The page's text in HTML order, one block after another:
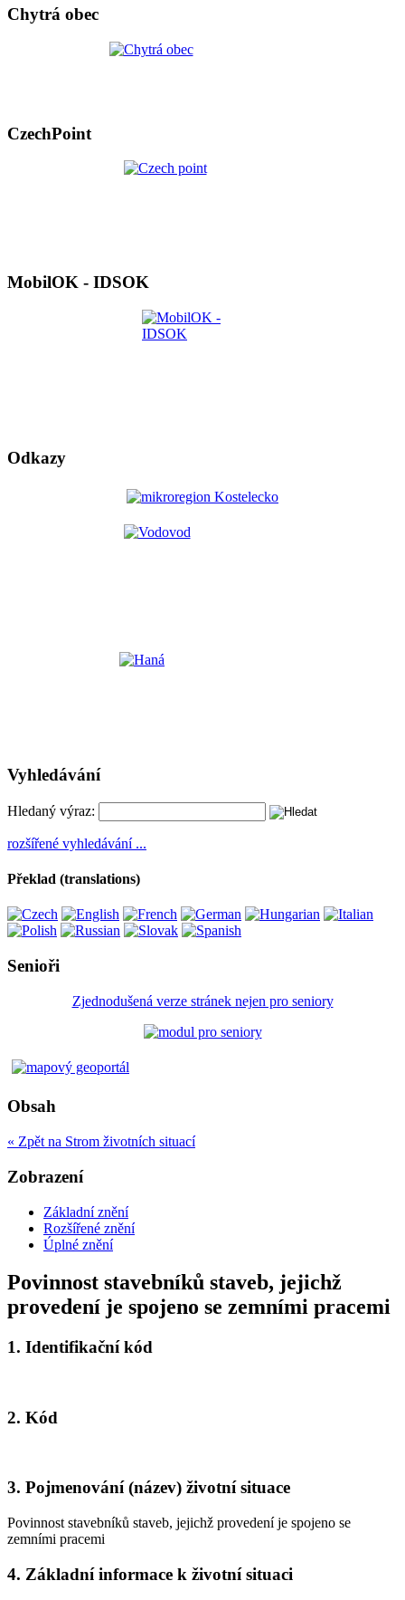
Chytrá obec
CzechPoint
MobilOK - IDSOK
Odkazy
Vyhledávání
Hledaný výraz:
rozšířené vyhledávání ...
Překlad (translations)
Senioři
Zjednodušená verze stránek nejen pro seniory
Obsah
« Zpět na Strom životních situací
Zobrazení
Základní znění
Rozšířené znění
Úplné znění
Povinnost stavebníků staveb, jejichž
provedení je spojeno se zemními pracemi
1. Identifikační kód
2. Kód
3. Pojmenování (název) životní situace
Povinnost stavebníků staveb, jejichž provedení je spojeno se
zemními pracemi
4. Základní informace k životní situaci